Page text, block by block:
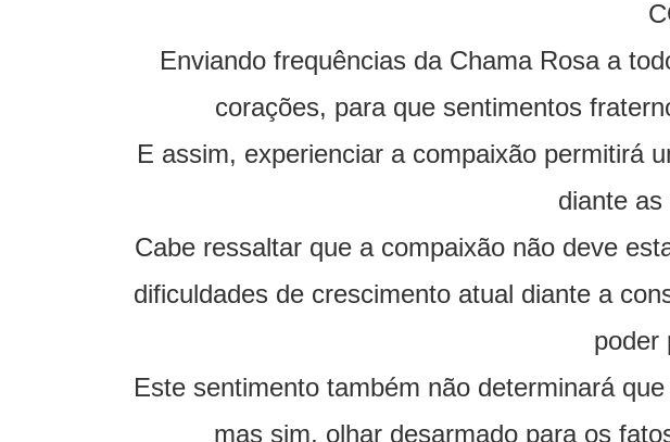
Enviando frequências da Chama Rosa a
corações, para que sentimentos
E assim, experienciar a compaixão permitirá
diante as
Cabe ressaltar que a compaixão não deve
dificuldades de crescimento atual diante a
poder
Este sentimento também não determinará
mas sim, olhar desarmado para os